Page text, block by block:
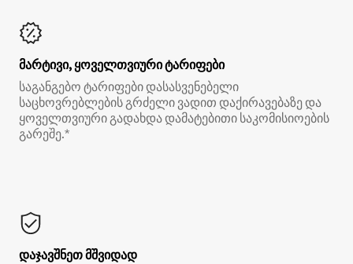
მარტივი, ყოველთვიური ტარიფები
საგანგებო ტარიფები დასასვენებელი
საცხოვრებლების გრძელი ვადით დაქირავებაზე და
ყოველთვიური გადახდა დამატებითი საკომისიოების
გარეშე.*
დაჯავშნეთ მშვიდად